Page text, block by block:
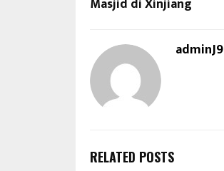
adminJ9
RELATED POSTS